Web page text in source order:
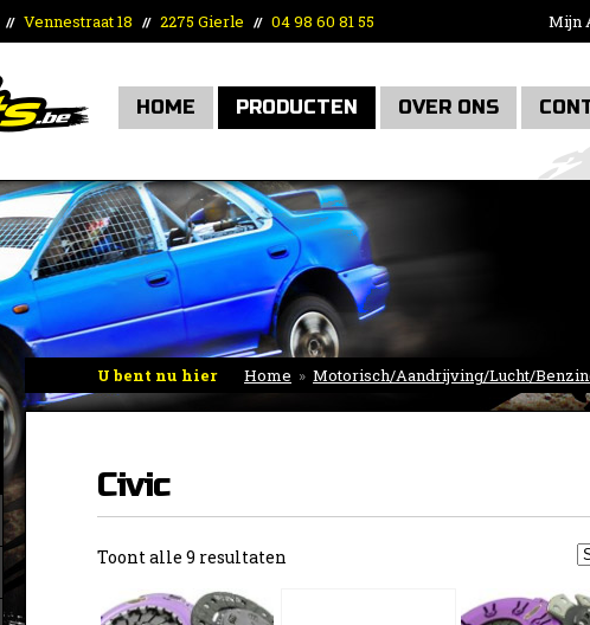
// Vennestraat 18 // 2275 Gierle // 04 98 60 81 55 Mijn
HOME PRODUCTEN OVER ONS
U bent nu hier Home » Motorisch/Aandrijving/Lucht/
complete sets»Honda»Civic
Civic
Toont alle 9 resultaten